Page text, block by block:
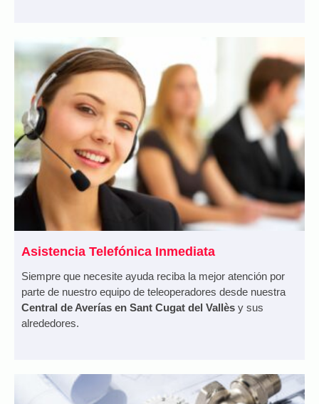
Asistencia Telefónica Inmediata
Siempre que necesite ayuda reciba la mejor atención por
parte de nuestro equipo de teleoperadores desde nuestra
Central de Averías en Sant Cugat del Vallès y sus
alrededores.